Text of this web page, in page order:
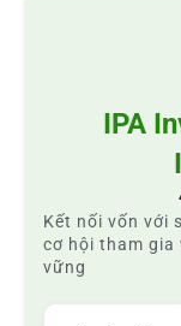
IPA
Kết nối vốn với
cơ hội tham gia
vững